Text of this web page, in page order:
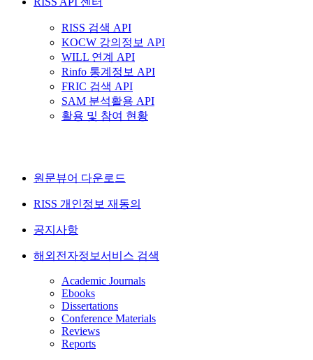
RISS 검색 API
KOCW 강의정보 API
WILL 연계 API
Rinfo 통계정보 API
FRIC 검색 API
SAM 분석활용 API
활용 및 참여 현황
원문뷰어 다운로드
RISS 개인정보 재동의
공지사항
해외전자정보서비스 검색
Academic Journals
Ebooks
Dissertations
Conference Materials
Reviews
Reports